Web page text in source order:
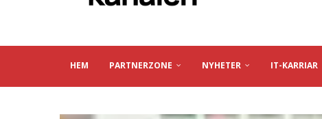
HEM PARTNERZONE NYHETER IT-KARRIAR